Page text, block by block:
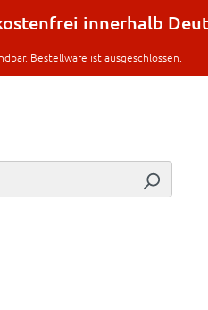
innerhalb
Bestellware ist ausgeschlossen.